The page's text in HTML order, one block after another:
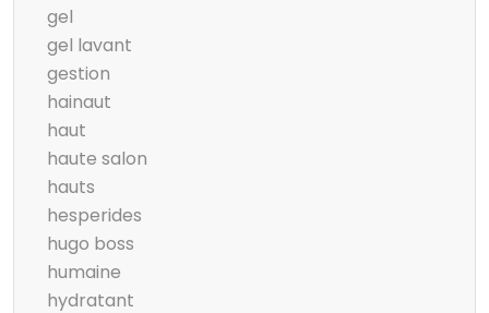
gel
gel lavant
gestion
hainaut
haut
haute salon
hauts
hesperides
hugo boss
humaine
hydratant